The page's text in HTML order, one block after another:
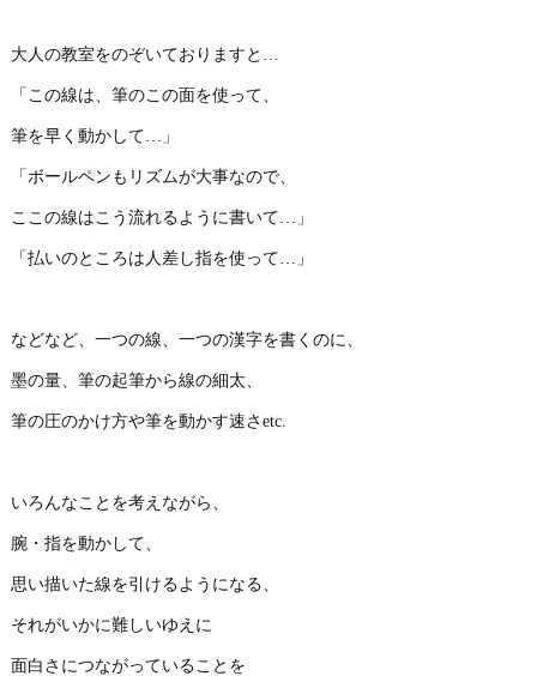
大人の教室をのぞいておりますと…
「この線は、筆のこの面を使って、
筆を早く動かして…」
「ボールペンもリズムが大事なので、
ここの線はこう流れるように書いて…」
「払いのところは人差し指を使って…」
などなど、一つの線、一つの漢字を書くのに、
墨の量、筆の起筆から線の細太、
筆の圧のかけ方や筆を動かす速さetc.
いろんなことを考えながら、
腕・指を動かして、
思い描いた線を引けるようになる、
それがいかに難しいゆえに
面白さにつながっていることを